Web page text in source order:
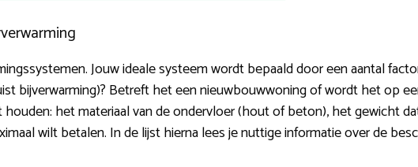
Jouw ideale systeem wordt bepaald door een aantal
bijverwarming)? Betreft het een nieuwbouwwoning of wordt het op
het materiaal van de ondervloer (hout of beton), het gewicht
wilt betalen. In de lijst hierna lees je nuttige informatie over de